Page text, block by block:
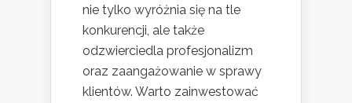
nie tylko wyróżnia się na tle
konkurencji, ale także
odzwierciedla profesjonalizm
oraz zaangażowanie w sprawy
klientów. Warto zainwestować